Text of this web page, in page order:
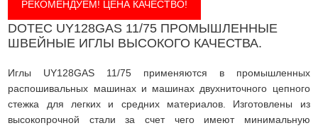
РЕКОМЕНДУЕМ! ЦЕНА КАЧЕСТВО!
DOTEC UY128GAS 11/75 ПРОМЫШЛЕННЫЕ
ШВЕЙНЫЕ ИГЛЫ ВЫСОКОГО КАЧЕСТВА.
Иглы UY128GAS 11/75 применяются в промышленных
распошивальных машинах и машинах двухниточного цепного
стежка для легких и средних материалов. Изготовлены из
высокопрочной стали за счет чего имеют минимальную